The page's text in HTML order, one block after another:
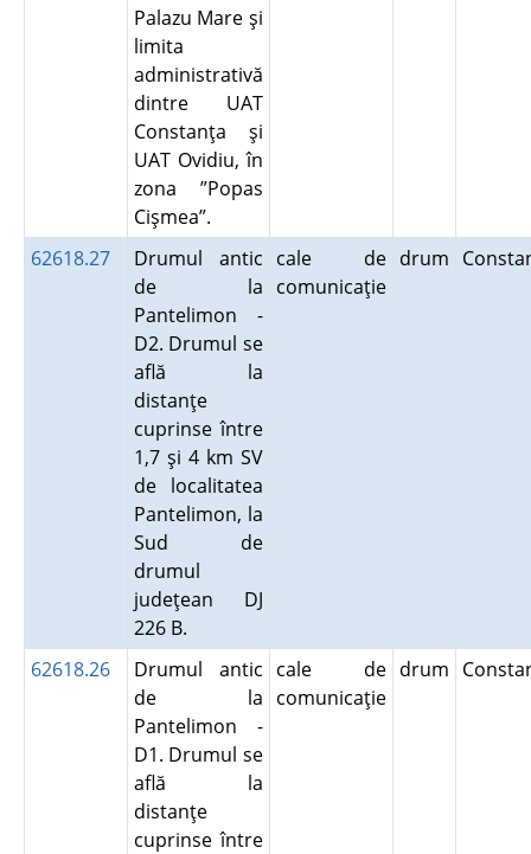
Palazu Mare şi
limita
administrativă
dintre UAT
Constanţa şi
UAT Ovidiu, în
zona ”Popas
Cişmea”.
62618.27
Drumul antic
de la
Pantelimon -
D2. Drumul se
află la
distanţe
cuprinse între
1,7 şi 4 km SV
de localitatea
Pantelimon, la
Sud de
drumul
judeţean DJ
226 B.
cale de
comunicaţie
drum
62618.26
Drumul antic
de la
Pantelimon -
D1. Drumul se
află la
distanţe
cuprinse între
cale de
comunicaţie
drum